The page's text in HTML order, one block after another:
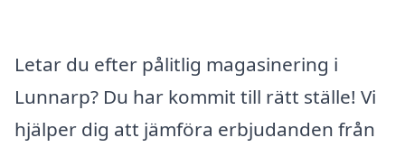
Letar du efter pålitlig magasinering i
Lunnarp? Du har kommit till rätt ställe! Vi
hjälper dig att jämföra erbjudanden från